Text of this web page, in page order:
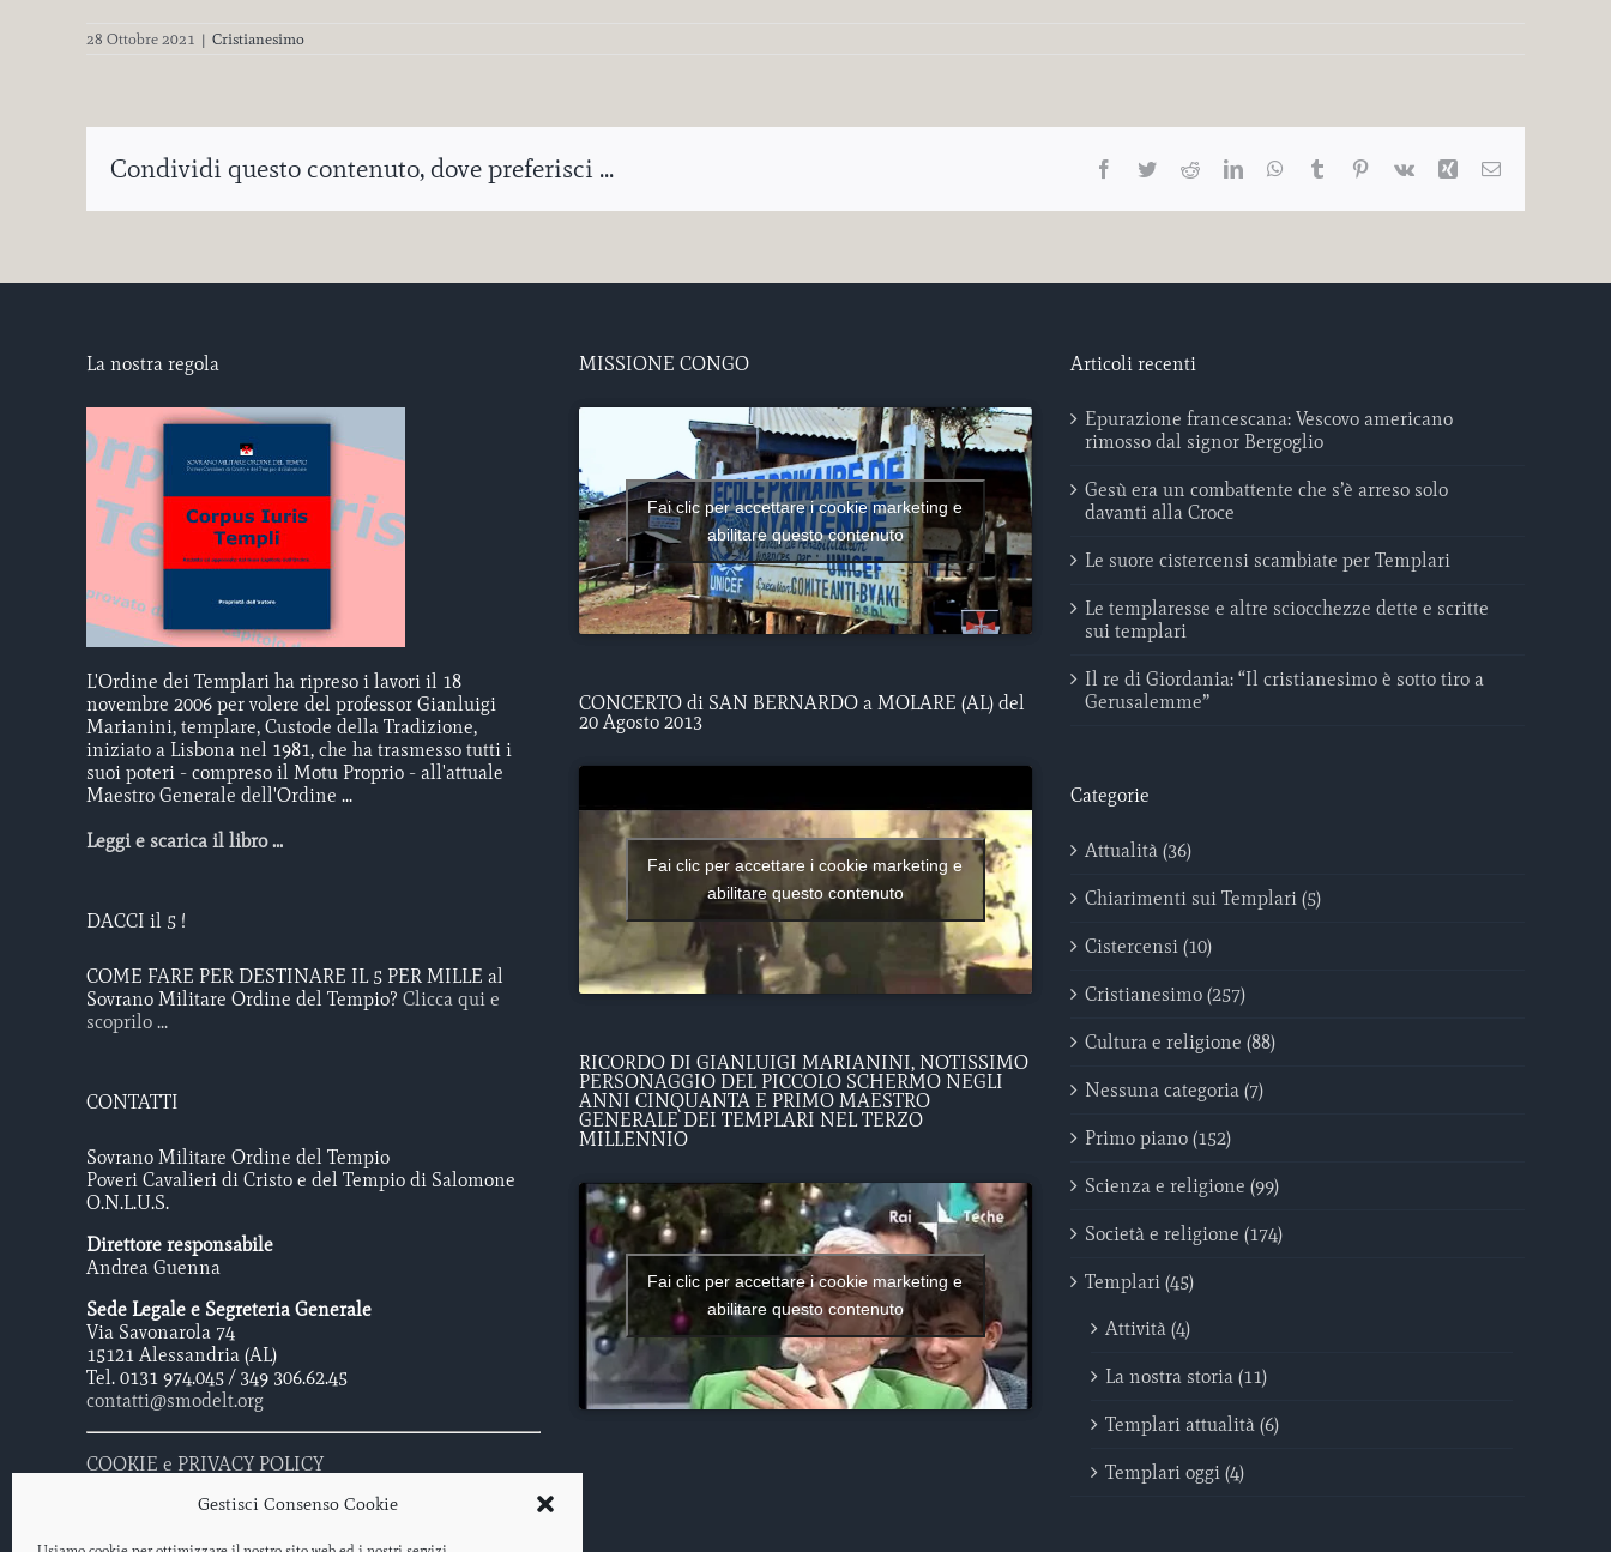
Gestisci Consenso Cookie
28 Ottobre 2021 | Cristianesimo
Condividi questo contenuto, dove preferisci ... Facebook
TwitterRedditLinkedInWhatsApp
Tumblr Pinterest
Vk Xing Email
La nostra regola
L'Ordine dei Templari ha ripreso i lavori il 18
novembre 2006 per volere del professor Gianluigi
Marianini, templare, Custode della Tradizione,
iniziato a Lisbona nel 1981, che ha trasmesso tutti i
suoi poteri - compreso il Motu Proprio - all'attuale
Maestro Generale dell'Ordine ...
Leggi e scarica il libro ...
DACCI il 5 !
COME FARE PER DESTINARE IL 5 PER MILLE al
Sovrano Militare Ordine del Tempio? Clicca qui e
scoprilo ...
CONTATTI
Sovrano Militare Ordine del Tempio
Poveri Cavalieri di Cristo e del Tempio di Salomone
O.N.L.U.S.
Direttore responsabile
Andrea Guenna
Sede Legale e Segreteria Generale
Via Savonarola 74
15121 Alessandria (AL)
Tel. 0131 974.045 / 349 306.62.45
contatti@smodelt.org
COOKIE e PRIVACY POLICY
MISSIONE CONGO
Fai clic per accettare i cookie marketing e
abilitare questo contenuto
CONCERTO di SAN BERNARDO a MOLARE (AL) del
20 Agosto 2013
Fai clic per accettare i cookie marketing e
abilitare questo contenuto
RICORDO DI GIANLUIGI MARIANINI, NOTISSIMO
PERSONAGGIO DEL PICCOLO SCHERMO NEGLI
ANNI CINQUANTA E PRIMO MAESTRO
GENERALE DEI TEMPLARI NEL TERZO
MILLENNIO
Fai clic per accettare i cookie marketing e
abilitare questo contenuto
Articoli recenti
Epurazione francescana: Vescovo americano
rimosso dal signor Bergoglio
Gesù era un combattente che s’è arreso solo
davanti alla Croce
Le suore cistercensi scambiate per Templari
Le templaresse e altre sciocchezze dette e scritte
sui templari
Il re di Giordania: “Il cristianesimo è sotto tiro a
Gerusalemme”
Categorie
Attualità (36)
Chiarimenti sui Templari (5)
Cistercensi (10)
Cristianesimo (257)
Cultura e religione (88)
Nessuna categoria (7)
Primo piano (152)
Scienza e religione (99)
Società e religione (174)
Templari (45)
Attività (4)
La nostra storia (11)
Templari attualità (6)
Templari oggi (4)